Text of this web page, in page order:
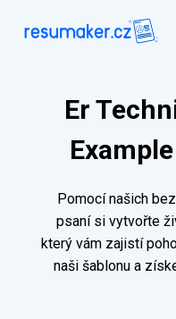
Er
Pomocí našich
psaní si vytvořte
který vám zajistí
naši šablonu a